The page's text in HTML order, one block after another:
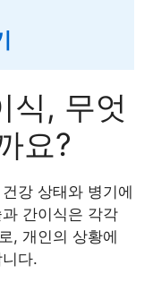
식, 무엇
요?
강 상태와 병기에
간이식은 각각
, 개인의 상황에
다.